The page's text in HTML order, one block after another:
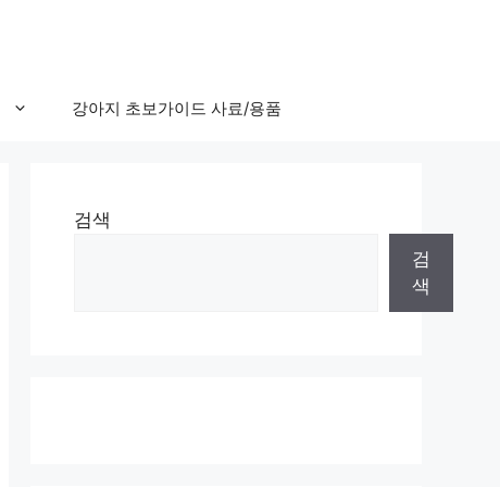
강아지 초보가이드 사료/용품
검색
검
색